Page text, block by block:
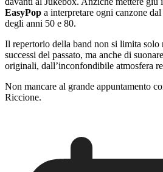
EasyPop a interpretare ogni canzone
degli anni 50 e 80.
Il repertorio della band non si limita
successi del passato, ma anche di
originali, dall’inconfondibile atmosfera
Non mancare al grande appuntamento
Riccione.